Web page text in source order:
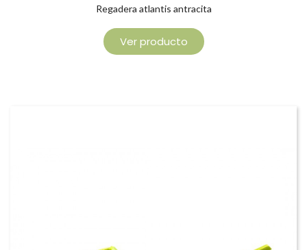
Regadera atlantis antracita
Ver producto